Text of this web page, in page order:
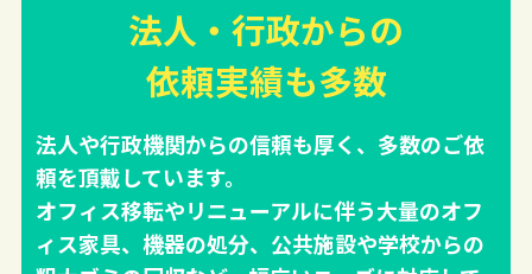
法人・行政からの
依頼実績も多数
法人や行政機関からの信頼も厚く、多数のご依
頼を頂戴しています。
オフィス移転やリニューアルに伴う大量のオフ
ィス家具、機器の処分、公共施設や学校からの